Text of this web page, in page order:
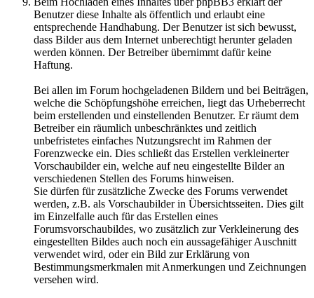
Benutzer diese Inhalte als öffentlich und erlaubt eine
entsprechende Handhabung. Der Benutzer ist sich bewusst,
dass Bilder aus dem Internet unberechtigt herunter geladen
werden können. Der Betreiber übernimmt dafür keine
Haftung.
Bei allen im Forum hochgeladenen Bildern und bei Beiträgen,
welche die Schöpfungshöhe erreichen, liegt das Urheberrecht
beim erstellenden und einstellenden Benutzer. Er räumt dem
Betreiber ein räumlich unbeschränktes und zeitlich
unbefristetes einfaches Nutzungsrecht im Rahmen der
Forenzwecke ein. Dies schließt das Erstellen verkleinerter
Vorschaubilder ein, welche auf neu eingestellte Bilder an
verschiedenen Stellen des Forums hinweisen.
Sie dürfen für zusätzliche Zwecke des Forums verwendet
werden, z.B. als Vorschaubilder in Übersichtsseiten. Dies gilt
im Einzelfalle auch für das Erstellen eines
Forumsvorschaubildes, wo zusätzlich zur Verkleinerung des
eingestellten Bildes auch noch ein aussagefähiger Auschnitt
verwendet wird, oder ein Bild zur Erklärung von
Bestimmungsmerkmalen mit Anmerkungen und Zeichnungen
versehen wird.